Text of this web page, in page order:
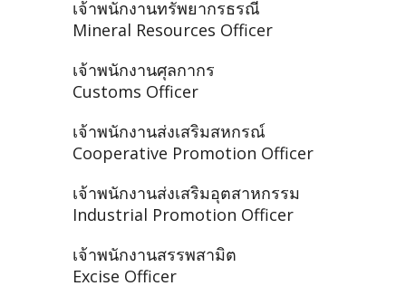
เจ้าพนักงานทรัพยากรธรณี
Mineral Resources Officer
เจ้าพนักงานศุลกากร
Customs Officer
เจ้าพนักงานส่งเสริมสหกรณ์
Cooperative Promotion Officer
เจ้าพนักงานส่งเสริมอุตสาหกรรม
Industrial Promotion Officer
เจ้าพนักงานสรรพสามิต
Excise Officer